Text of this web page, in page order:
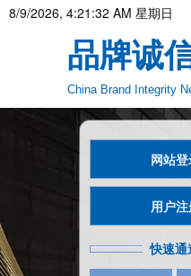
8/9/2026, 4:21:33 AM 星期日
品牌诚
China Brand Integrity
网站
用户
快速通